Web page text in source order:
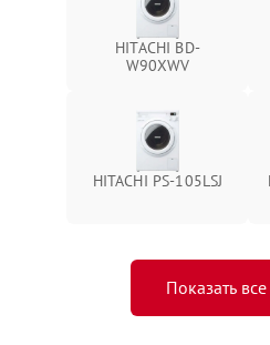
HITACHI BD-
W90XWV
HITACHI PS-105LSJ
Показать